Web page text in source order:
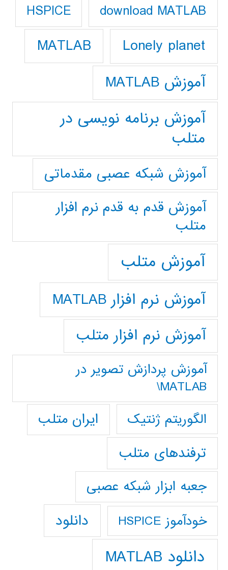
download MATLAB
HSPICE
Lonely planet
MATLAB
آموزش MATLAB
آموزش برنامه نویسی در
متلب
آموزش شبکه عصبی مقدماتی
آموزش قدم به قدم نرم افزار
متلب
آموزش متلب
آموزش نرم افزار MATLAB
آموزش نرم افزار متلب
آموزش پردازش تصوير در
MATLAB\
الگوریتم ژنتیک
ایران متلب
ترفندهای متلب
جعبه ابزار شبکه عصبی
خودآموز HSPICE دانلود
دانلود MATLAB